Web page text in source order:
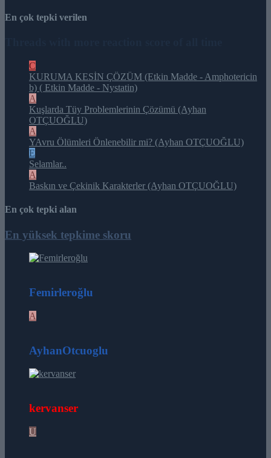
En çok tepki verilen
C
KURUMA KESİN ÇÖZÜM (Etkin Madde - Amphotericin
b) ( Etkin Madde - Nystatin)
A
Kuşlarda Tüy Problemlerinin Çözümü (Ayhan
OTÇUOĞLU)
A
YAvru Ölümleri Önlenebilir mi? (Ayhan OTÇUOĞLU)
E
Selamlar..
A
Baskın ve Çekinik Karakterler (Ayhan OTÇUOĞLU)
En çok tepki alan
En yüksek tepkime skoru
Femirleroğlu
A
AyhanOtcuoglu
kervanser
U